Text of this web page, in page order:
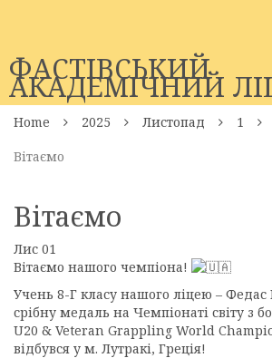
ФАСТІВСЬКИЙ
АКАДЕМІЧНИЙ
Home 2025 Листопад 1
Вітаємо
Вітаємо
Лис 01
Вітаємо нашого чемпіона!
Учень 8-Г класу нашого ліцею – Федас
срібну медаль на Чемпіонаті світу з
U20 & Veteran Grappling World
відбувся у м. Лутракі, Греція!